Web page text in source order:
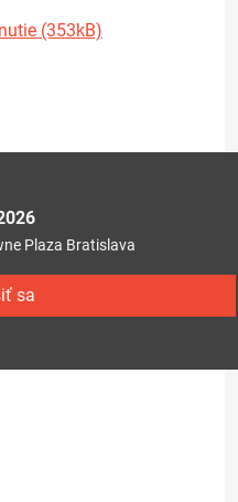
(353kB)
Plaza Bratislava
sa